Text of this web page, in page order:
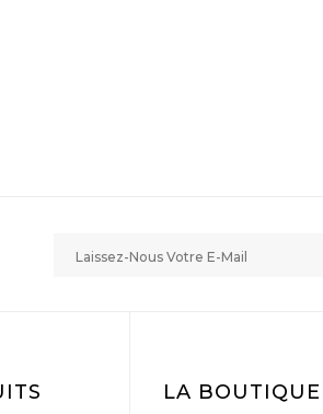
LA BOUTIQUE